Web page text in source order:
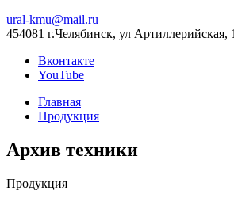
ural-kmu@mail.ru
454081 г.Челябинск, ул Артиллерийская,
Вконтакте
YouTube
Главная
Продукция
Архив техники
Продукция